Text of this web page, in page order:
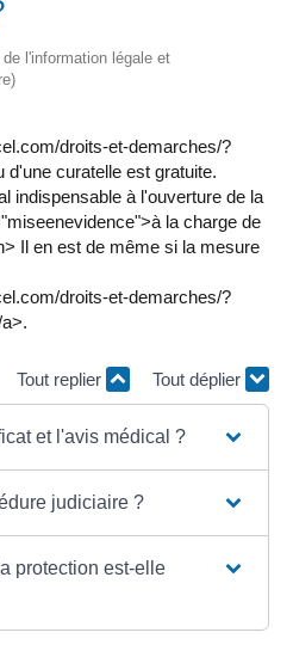
l'information légale et
droits-et-demarches/?
curatelle est gratuite.
indispensable à l'ouverture de la
la charge de
Il en est de même si la mesure
droits-et-demarches/?
Tout replier Tout déplier
et l'avis médical ?
judiciaire ?
protection est-elle